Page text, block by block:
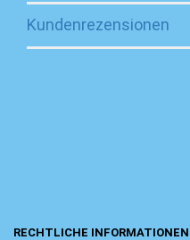
Kundenrezensionen
RECHTLICHE INFORMATIONEN